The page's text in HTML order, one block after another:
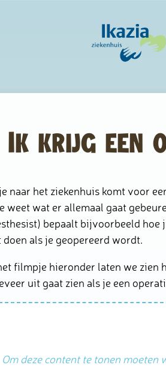
Ik krijg een
naar het ziekenhuis komt voor
weet wat er allemaal gaat
bepaalt bijvoorbeeld hoe
doen als je geopereerd wordt.
filmpje hieronder laten we zien
uit gaat zien als je een
Om deze content te tonen moeten